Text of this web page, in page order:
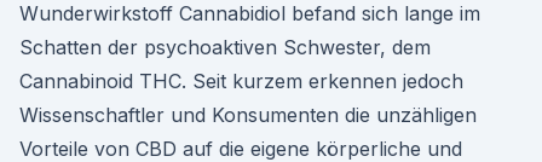
Wunderwirkstoff Cannabidiol befand sich lange im
Schatten der psychoaktiven Schwester, dem
Cannabinoid THC. Seit kurzem erkennen jedoch
Wissenschaftler und Konsumenten die unzähligen
Vorteile von CBD auf die eigene körperliche und